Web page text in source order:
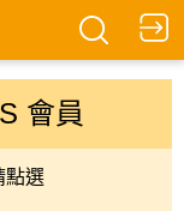
會員
點選